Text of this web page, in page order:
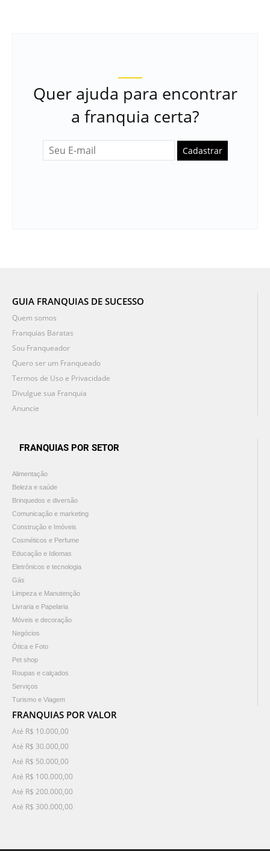
Quer ajuda para encontrar
a franquia certa?
Cadastrar
GUIA FRANQUIAS DE SUCESSO
Quem somos
Franquias Baratas
Sou Franqueador
Quero ser um Franqueado
Termos de Uso e Privacidade
Divulgue sua Franquia
Anuncie
FRANQUIAS POR SETOR
Alimentação
Beleza e saúde
Brinquedos e diversão
Comunicação e marketing
Construção e Imóveis
Cosméticos e Perfume
Educação e Idiomas
Eletrônicos e tecnologia
Gás
Limpeza e Manutenção
Livraria e Papelaria
Móveis e decoração
Negócios
Ótica e Foto
Pet shop
Roupas e calçados
Serviços
Turismo e Viagem
FRANQUIAS POR VALOR
Até R$ 10.000,00
Até R$ 30.000,00
Até R$ 50.000,00
Até R$ 100.000,00
Até R$ 200.000,00
Até R$ 300.000,00